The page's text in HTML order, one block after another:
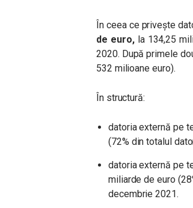
În ceea ce privește
de euro, la 134,25
2020. După primele
532 milioane euro).
În structură:
datoria externă pe
(72% din totalul
datoria externă pe
miliarde de euro
decembrie 2021.